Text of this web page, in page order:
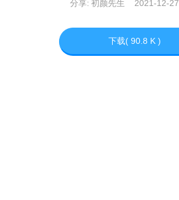
分享: 初颜先生 2021-12-27
下载( 90.8 K )